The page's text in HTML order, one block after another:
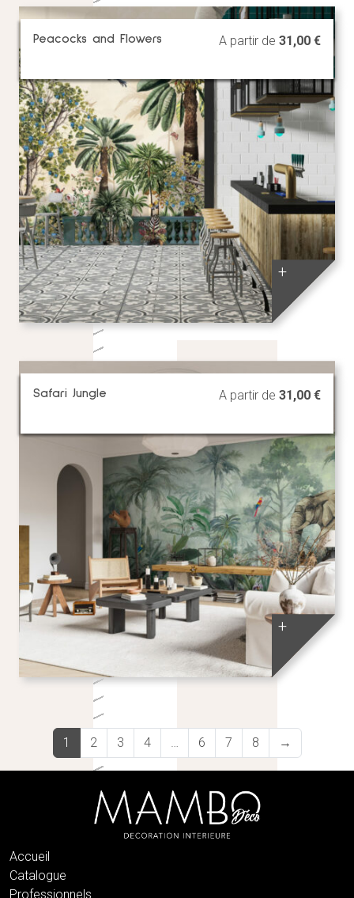
Peacocks and Flowers A partir de 31,00 €
+
Safari Jungle A partir de 31,00 €
+
1 2 3 4 … 6 7 8 →
Accueil
Catalogue
Professionnels